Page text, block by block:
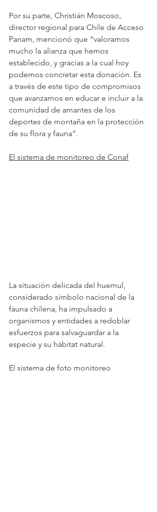
Por su parte, Christián Moscoso,
director regional para Chile de Acceso
Panam, mencionó que “valoramos
mucho la alianza que hemos
establecido, y gracias a la cual hoy
podemos concretar esta donación. Es
a través de este tipo de compromisos
que avanzamos en educar e incluir a la
comunidad de amantes de los
deportes de montaña en la protección
de su flora y fauna”.
El sistema de monitoreo de Conaf
La situación delicada del huemul,
considerado símbolo nacional de la
fauna chilena, ha impulsado a
organismos y entidades a redoblar
esfuerzos para salvaguardar a la
especie y su hábitat natural.
El sistema de foto monitoreo